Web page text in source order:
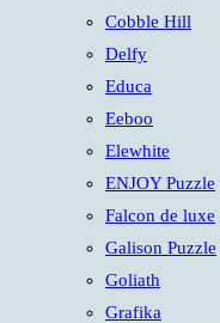
Cobble Hill
Delfy
Educa
Eeboo
Elewhite
ENJOY Puzzle
Falcon de luxe
Galison Puzzle
Goliath
Grafika